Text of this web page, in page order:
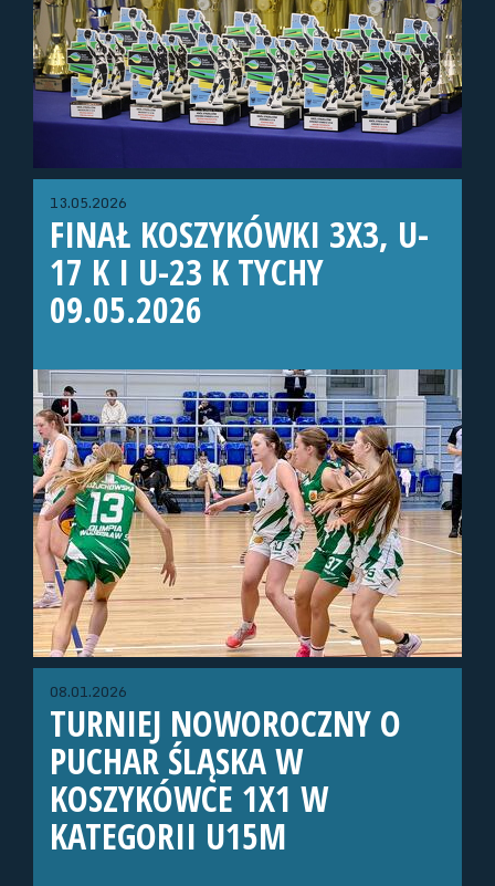
13.05.2026
FINAŁ KOSZYKÓWKI 3X3, U-
17 K I U-23 K TYCHY
09.05.2026
08.01.2026
TURNIEJ NOWOROCZNY O
PUCHAR ŚLĄSKA W
KOSZYKÓWCE 1X1 W
KATEGORII U15M